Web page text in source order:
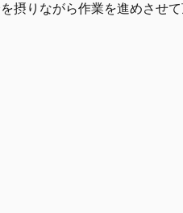
摂りながら作業を進めさせ